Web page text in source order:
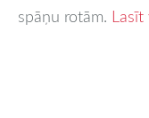
spāņu rotām. Lasīt